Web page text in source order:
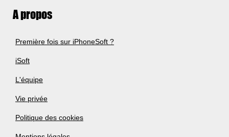
A propos
Première fois sur iPhoneSoft ?
iSoft
L'équipe
Vie privée
Politique des cookies